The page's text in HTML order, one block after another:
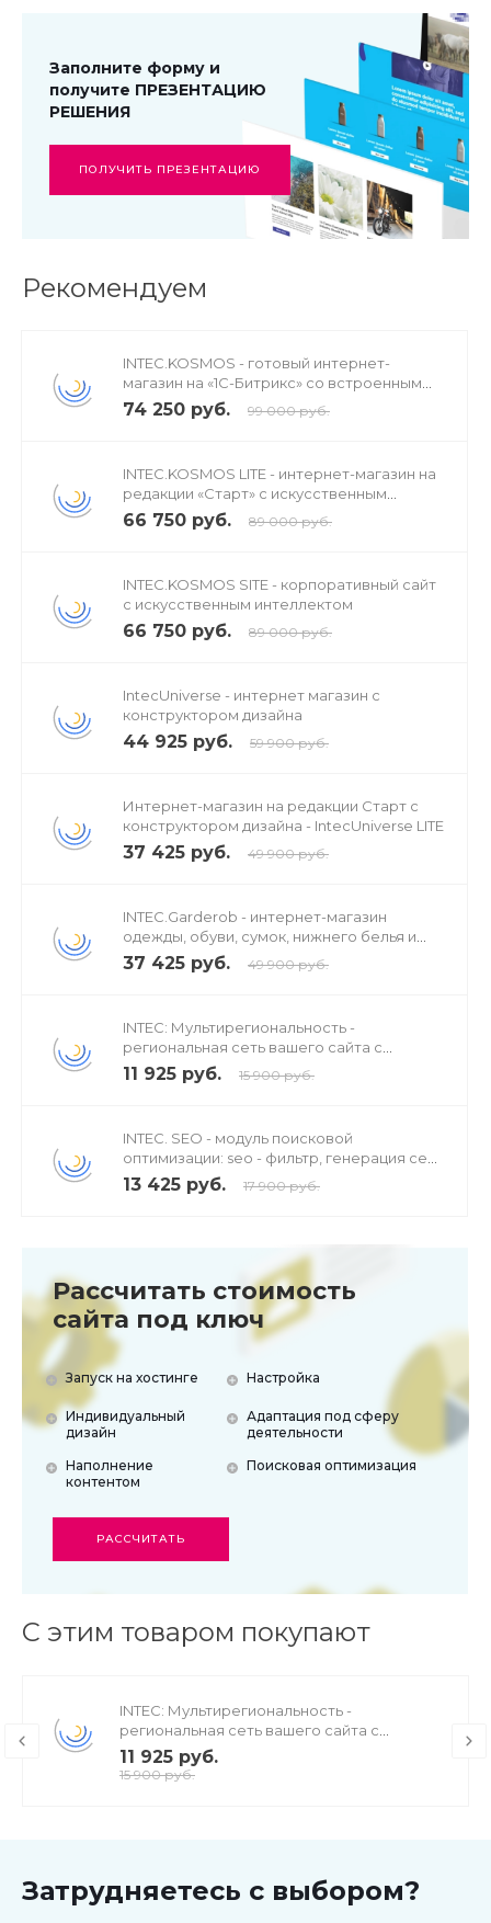
Заполните форму и
получите ПРЕЗЕНТАЦИЮ
РЕШЕНИЯ
ПОЛУЧИТЬ ПРЕЗЕНТАЦИЮ
Рекомендуем
INTEC.KOSMOS - готовый интернет-
магазин на «1С-Битрикс» со встроенным
искусственным интеллектом
74 250 руб. 99 000 руб.
INTEC.KOSMOS LITE - интернет-магазин на
редакции «Старт» с искусственным
интеллектом
66 750 руб. 89 000 руб.
INTEC.KOSMOS SITE - корпоративный сайт
с искусственным интеллектом
66 750 руб. 89 000 руб.
IntecUniverse - интернет магазин с
конструктором дизайна
44 925 руб. 59 900 руб.
Интернет-магазин на редакции Старт с
конструктором дизайна - IntecUniverse LITE
37 425 руб. 49 900 руб.
INTEC.Garderob - интернет-магазин
одежды, обуви, сумок, нижнего белья и
аксессуаров
37 425 руб. 49 900 руб.
INTEC: Мультирегиональность -
региональная сеть вашего сайта с
продвижением в поисковиках
11 925 руб. 15 900 руб.
INTEC. SEO - модуль поисковой
оптимизации: seo - фильтр, генерация сео
- текстов, H1, мета-тегов
13 425 руб. 17 900 руб.
Рассчитать стоимость
сайта под ключ
Запуск на хостинге
Индивидуальный
дизайн
Наполнение
контентом
Настройка
Адаптация под сферу
деятельности
Поисковая оптимизация
РАССЧИТАТЬ
С этим товаром покупают
INTEC: Мультирегиональность -
региональная сеть вашего сайта с
продвижением в поисковиках
11 925 руб.
15 900 руб.
Затрудняетесь с выбором?